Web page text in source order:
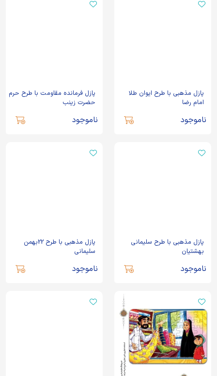
پازل مذهبی با طرح ایوان طلا
امام رضا
ناموجود
پازل فرمانده مقاومت با طرح حرم
حضرت زینب
ناموجود
پازل مذهبی با طرح سلیمانی
بهشتیان
ناموجود
پازل مذهبی با طرح 22بهمن
سلیمانی
ناموجود